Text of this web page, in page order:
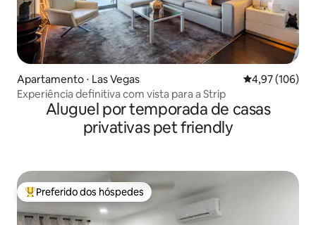
Apartamento ⋅ Las Vegas 4,97 de uma
4,97 (106)
Experiência definitiva com vista para a Strip
Aluguel por temporada de casas
privativas pet friendly
Entre os melhores preferidos dos hóspedes
Preferido dos hóspedes